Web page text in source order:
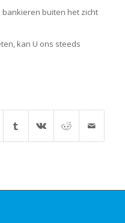
buiten het zicht
kan U ons steeds